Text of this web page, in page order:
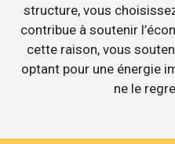
structure, vous
contribue à soutenir
cette raison, vous
optant pour une énergie
ne le